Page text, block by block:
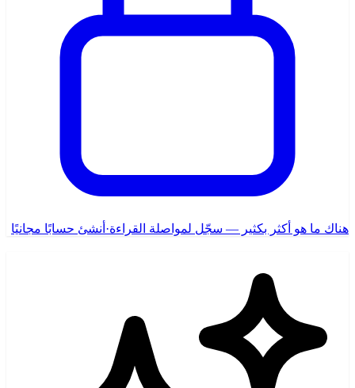
هناك ما هو أكثر بكثير — سجّل لمواصلة القراءة· أنشئ حسابًا مجانيًا